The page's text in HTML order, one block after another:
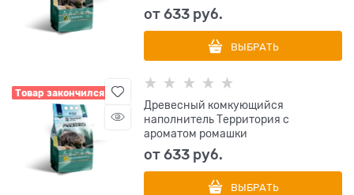
от633 руб.
ВЫБРАТЬ
Товар закончился
Древесный комкующийся
наполнитель Территория с
ароматом ромашки
от633 руб.
ВЫБРАТЬ